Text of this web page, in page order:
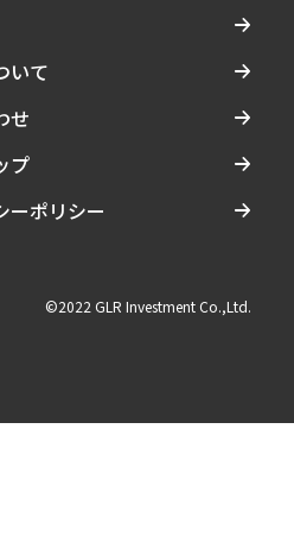
いて
せ
プ
ーポリシー
©2022 GLR Investment Co.,Ltd.